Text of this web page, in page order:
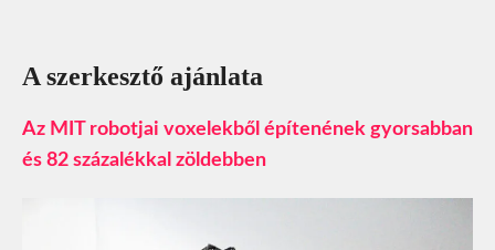
A szerkesztő ajánlata
Az MIT robotjai voxelekből építenének gyorsabban
és 82 százalékkal zöldebben